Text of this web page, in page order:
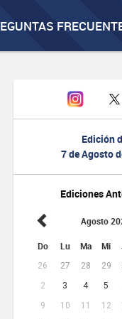
Edición
7 de Agosto
Ediciones
Agosto
Do Lu Ma Mi
26 27 28 29
2
3 4 5
9
10 11 12